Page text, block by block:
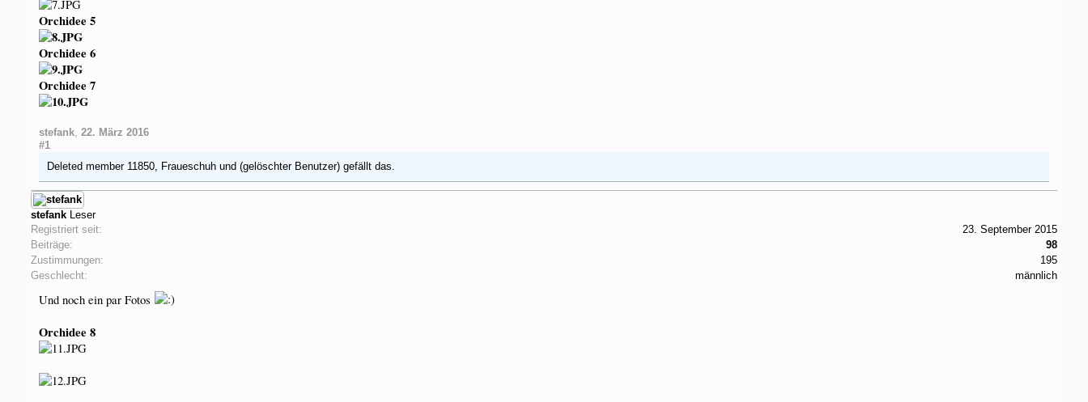
Orchidee 5
Orchidee 6
Orchidee 7
stefank, 22. März 2016
#1
Deleted member 11850, Fraueschuh und(gelöschter Benutzer) gefällt das.
stefank Leser
Registriert seit:
23. September 2015
Beiträge:
98
Zustimmungen:
195
Geschlecht:
männlich
Und noch ein par Fotos
Orchidee 8